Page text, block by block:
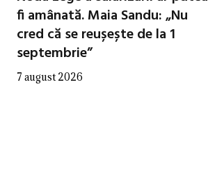
fi amânată. Maia Sandu: „Nu
cred că se reușește de la 1
septembrie”
7 august 2026